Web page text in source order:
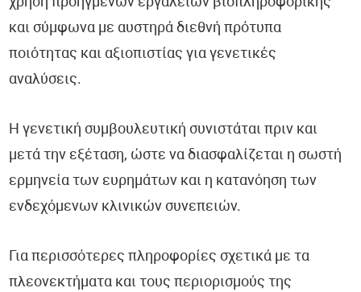
και σύμφωνα με αυστηρά διεθνή πρότυπα
ποιότητας και αξιοπιστίας για γενετικές
αναλύσεις.
Η γενετική συμβουλευτική συνιστάται πριν και
μετά την εξέταση, ώστε να διασφαλίζεται η σωστή
ερμηνεία των ευρημάτων και η κατανόηση των
ενδεχόμενων κλινικών συνεπειών.
Για περισσότερες πληροφορίες σχετικά με τα
πλεονεκτήματα και τους περιορισμούς της